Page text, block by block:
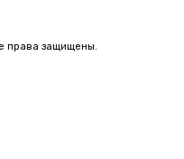
права защищены.